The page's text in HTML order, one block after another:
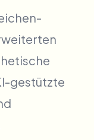
gestützte